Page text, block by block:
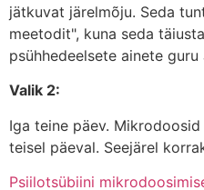
jätkuvat järelmõju. Seda
meetodit", kuna seda
psühhedeelsete ainete guru
Valik 2:
Iga teine päev.
teisel päeval. Seejärel
Psiilotsübiini